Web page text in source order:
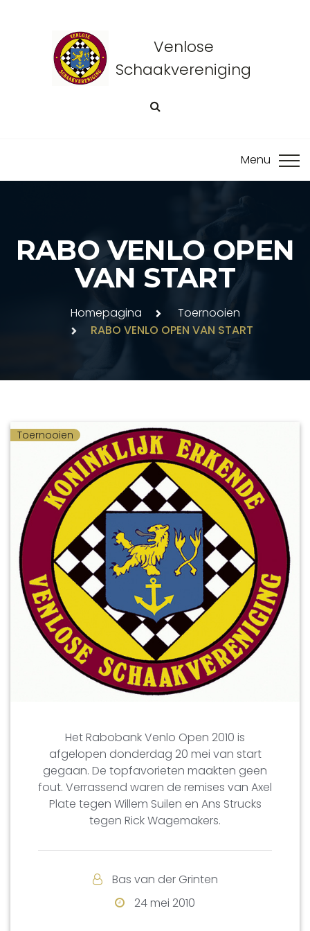
Venlose
Schaakvereniging
RABO VENLO OPEN
VAN START
Homepagina
Toernooien
RABO VENLO OPEN VAN START
Toernooien
Het Rabobank Venlo Open 2010 is
afgelopen donderdag 20 mei van start
gegaan. De topfavorieten maakten geen
fout. Verrassend waren de remises van Axel
Plate tegen Willem Suilen en Ans Strucks
tegen Rick Wagemakers.
Bas van der Grinten
24 mei 2010